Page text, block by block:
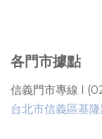
各門市據點
信義門市專線 I
台北市信義區基